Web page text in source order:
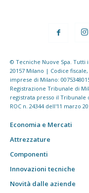
© Tecniche Nuove Spa. Tutti
20157 Milano | Codice
imprese di Milano:
Registrazione Tribunale di
registrata presso il Tribunale
ROC n. 24344 dell'11 marzo
Economia e Mercati
Attrezzature
Componenti
Innovazioni tecniche
Novità dalle aziende